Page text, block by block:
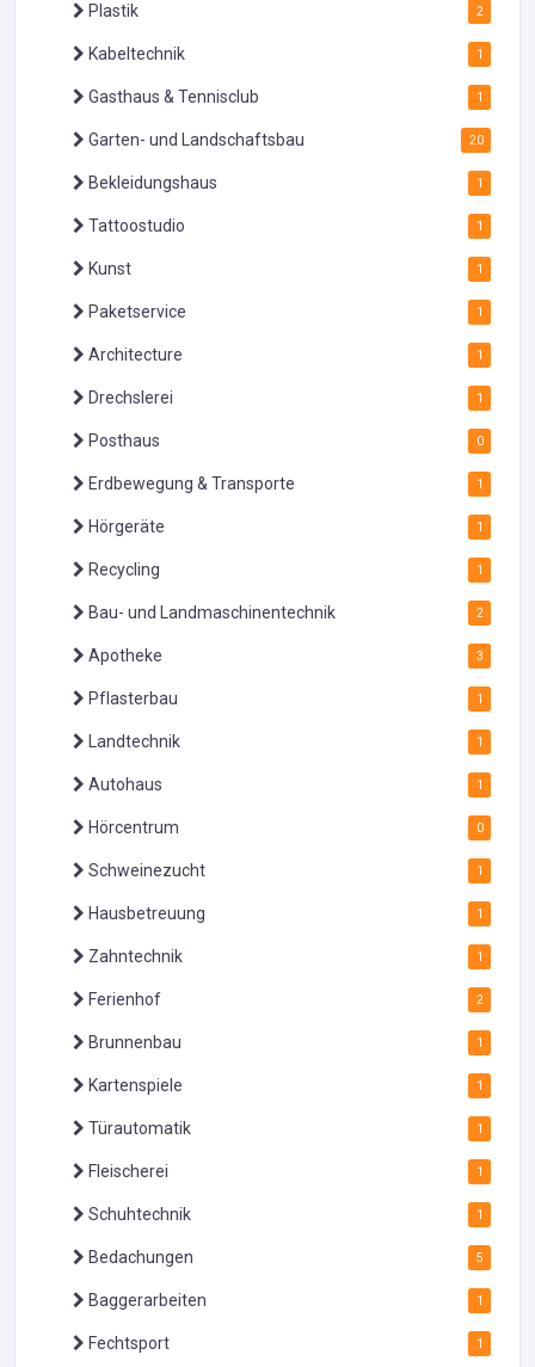
Plastik 2
Kabeltechnik 1
Gasthaus & Tennisclub 1
Garten- und Landschaftsbau 20
Bekleidungshaus 1
Tattoostudio 1
Kunst 1
Paketservice 1
Architecture 1
Drechslerei 1
Posthaus 0
Erdbewegung & Transporte 1
Hörgeräte 1
Recycling 1
Bau- und Landmaschinentechnik 2
Apotheke 3
Pflasterbau 1
Landtechnik 1
Autohaus 1
Hörcentrum 0
Schweinezucht 1
Hausbetreuung 1
Zahntechnik 1
Ferienhof 2
Brunnenbau 1
Kartenspiele 1
Türautomatik 1
Fleischerei 1
Schuhtechnik 1
Bedachungen 5
Baggerarbeiten 1
Fechtsport 1